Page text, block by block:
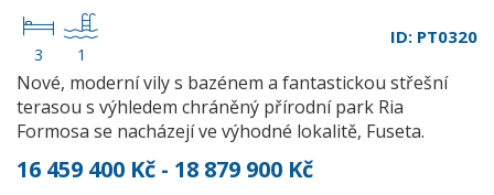
3 1
ID: PT0320
Nové, moderní vily s bazénem a fantastickou střešní
terasou s výhledem chráněný přírodní park Ria
Formosa se nacházejí ve výhodné lokalitě, Fuseta.
16 459 400 Kč - 18 879 900 Kč